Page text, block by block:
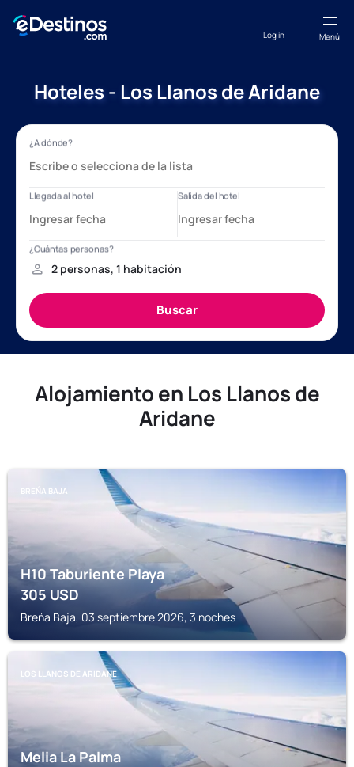
Menú
Log in
Hoteles - Los Llanos de Aridane
Alojamiento en Los Llanos de
Aridane
BREŃA BAJA
H10 Taburiente Playa
305USD
Breńa Baja, 03 septiembre 2026, 3 noches
LOS LLANOS DE ARIDANE
Melia La Palma